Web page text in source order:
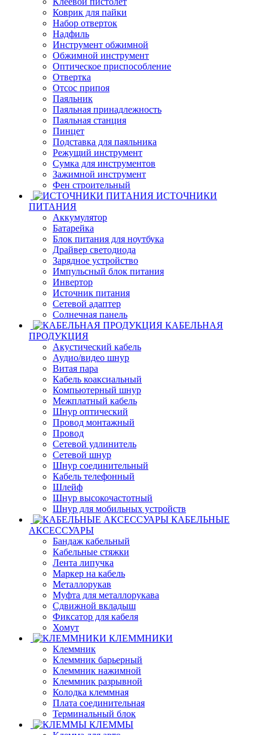
Коврик для пайки
Набор отверток
Надфиль
Инструмент обжимной
Обжимной инструмент
Оптическое приспособление
Отвертка
Отсос припоя
Паяльник
Паяльная принадлежность
Паяльная станция
Пинцет
Подставка для паяльника
Режущий инструмент
Сумка для инструментов
Зажимной инструмент
Фен строительный
ИСТОЧНИКИ
ПИТАНИЯ
Аккумулятор
Батарейка
Блок питания для ноутбука
Драйвер светодиода
Зарядное устройство
Импульсный блок питания
Инвертор
Источник питания
Сетевой адаптер
Солнечная панель
КАБЕЛЬНАЯ
ПРОДУКЦИЯ
Акустический кабель
Аудио/видео шнур
Витая пара
Кабель коаксиальный
Компьютерный шнур
Межплатный кабель
Шнур оптический
Провод монтажный
Провод
Сетевой удлинитель
Сетевой шнур
Шнур соединительный
Кабель телефонный
Шлейф
Шнур высокочастотный
Шнур для мобильных устройств
КАБЕЛЬНЫЕ
АКСЕССУАРЫ
Бандаж кабельный
Кабельные стяжки
Лента липучка
Маркер на кабель
Металлорукав
Муфта для металлорукава
Сдвижной вкладыш
Фиксатор для кабеля
Хомут
КЛЕММНИКИ
Клеммник
Клеммник барьерный
Клеммник нажимной
Клеммник разрывной
Колодка клеммная
Плата соединительная
Терминальный блок
КЛЕММЫ